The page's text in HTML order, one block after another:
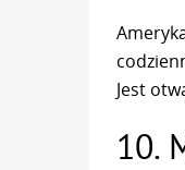
Jest
10.